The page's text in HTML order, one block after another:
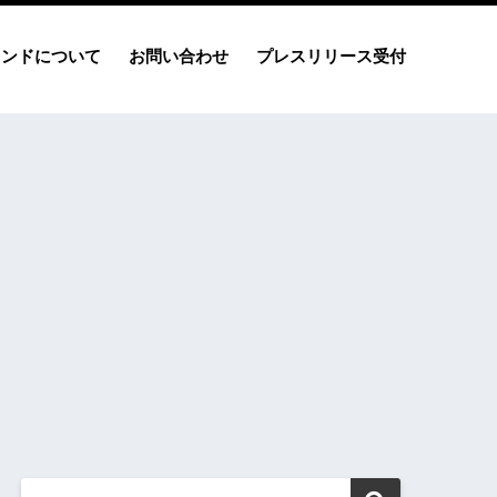
ドについて お問い合わせ プレスリリース受付